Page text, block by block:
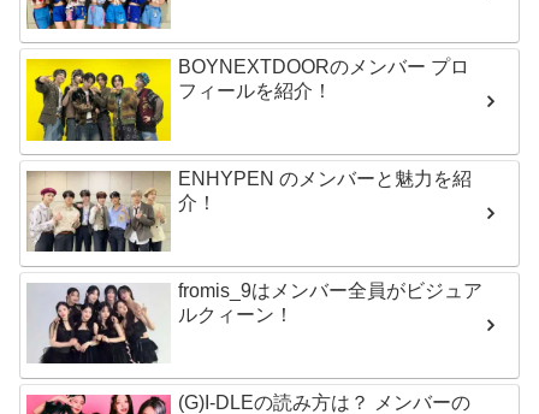
BOYNEXTDOORのメンバー プロ
フィールを紹介！
ENHYPEN のメンバーと魅力を紹
介！
fromis_9はメンバー全員がビジュア
ルクィーン！
(G)I-DLEの読み方は？ メンバーの